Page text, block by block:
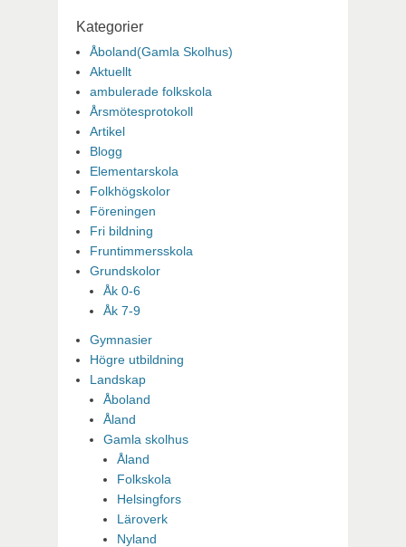
Kategorier
Åboland(Gamla Skolhus)
Aktuellt
ambulerade folkskola
Årsmötesprotokoll
Artikel
Blogg
Elementarskola
Folkhögskolor
Föreningen
Fri bildning
Fruntimmersskola
Grundskolor
Åk 0-6
Åk 7-9
Gymnasier
Högre utbildning
Landskap
Åboland
Åland
Gamla skolhus
Åland
Folkskola
Helsingfors
Läroverk
Nyland